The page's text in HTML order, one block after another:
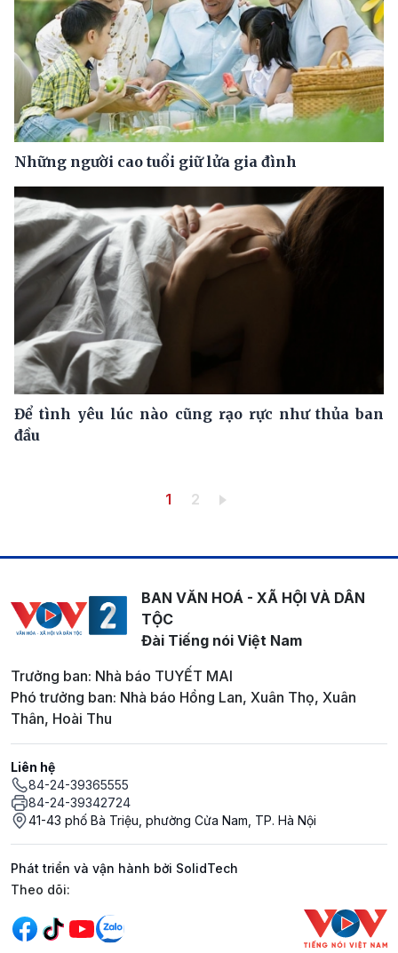
Những người cao tuổi giữ lửa gia đình
Để tình yêu lúc nào cũng rạo rực như thủa ban
đầu
Trang hiện thời
1 Trang
2
BAN VĂN HOÁ - XÃ HỘI VÀ DÂN
TỘC
Đài Tiếng nói Việt Nam
Trưởng ban: Nhà báo TUYẾT MAI
Phó trưởng ban: Nhà báo Hồng Lan, Xuân Thọ, Xuân
Thân, Hoài Thu
Liên hệ
84-24-39365555
84-24-39342724
41-43 phố Bà Triệu, phường Cửa Nam, TP. Hà Nội
Phát triển và vận hành bởi SolidTech
Mạng xã hội
Theo dõi: